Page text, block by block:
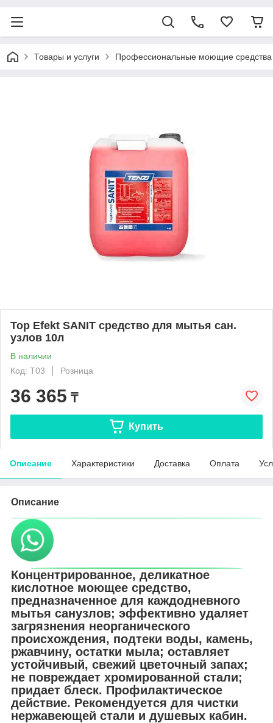
Товары и услуги Профессиональные моющие средства
Top Efekt SANIT средство для мытья сан.
узлов 10л
В наличии
Код: Т03
Розница
36 365 ₸
Купить
Описание Характеристики Доставка Оплата
Описание
Концентрированное, деликатное
кислотное моющее средство,
предназначенное для каждодневного
мытья санузлов; эффективно удаляет
загрязнения неорганического
происхождения, подтеки воды, камень,
ржавчину, остатки мыла; оставляет
устойчивый, свежий цветочный запах;
не повреждает хромированной стали;
придает блеск. Профилактическое
действие. Рекомендуется для чистки
нержавеющей стали и душевых кабин.